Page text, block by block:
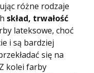
różne rodzaje
skład, trwałość
lateksowe, choć
i są bardziej
się na
kolei farby